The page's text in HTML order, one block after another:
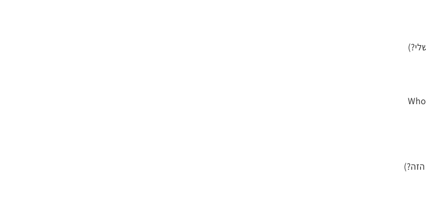
שאלות הנוגעות לזיהוי אדם מתחילות ב-Who. למשל: Who is your neighbor? (מי הוא השכן שלך?) או Who